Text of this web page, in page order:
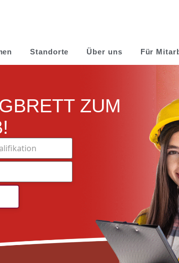
Standorte Über uns Für
ZUM